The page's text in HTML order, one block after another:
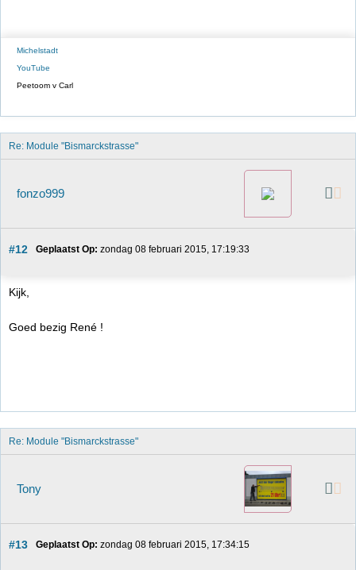
Michelstadt
YouTube
Peetoom v Carl
Re: Module "Bismarckstrasse"
fonzo999
#12 Geplaatst Op: zondag 08 februari 2015, 17:19:33
Kijk,
Goed bezig René !
Re: Module "Bismarckstrasse"
Tony
#13 Geplaatst Op: zondag 08 februari 2015, 17:34:15